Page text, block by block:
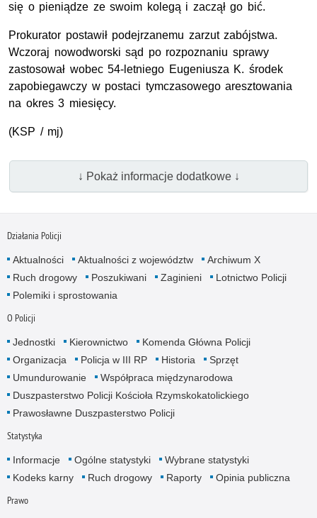
się o pieniądze ze swoim kolegą i zaczął go bić.
Prokurator postawił podejrzanemu zarzut zabójstwa.
Wczoraj nowodworski sąd po rozpoznaniu sprawy
zastosował wobec 54-letniego Eugeniusza K. środek
zapobiegawczy w postaci tymczasowego aresztowania
na okres 3 miesięcy.
(KSP / mj)
↓ Pokaż informacje dodatkowe ↓
Działania Policji
Aktualności Aktualności z województw
Archiwum X
Ruch drogowy
Poszukiwani Zaginieni
Lotnictwo Policji
Polemiki i sprostowania
O Policji
Jednostki Kierownictwo
Komenda Główna Policji
Organizacja
Policja w III RP Historia
Sprzęt
Umundurowanie
Współpraca międzynarodowa
Duszpasterstwo Policji Kościoła Rzymskokatolickiego
Prawosławne Duszpasterstwo Policji
Statystyka
Informacje Ogólne statystyki
Wybrane statystyki
Kodeks karny
Ruch drogowy Raporty Opinia publiczna
Prawo